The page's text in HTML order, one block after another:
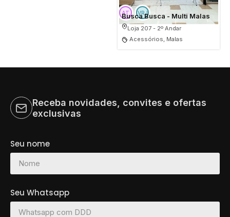
Busca Busca - Multi Malas
Loja 207 - 2º Andar
Acessórios, Malas
Receba novidades, convites e ofertas
exclusivas
Seu nome
Seu Whatsapp